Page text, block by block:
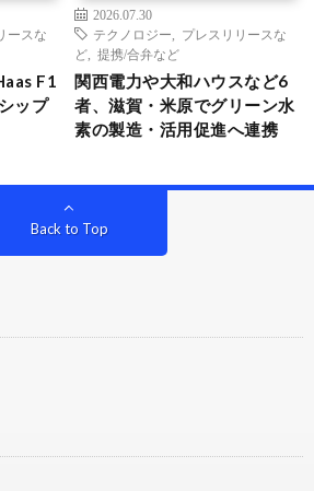
ースな
F1
ップ
2026.07.30
テクノロジー
プレスリリースな
ど
提携/合弁など
関西電力や大和ハウスなど6
者、滋賀・米原でグリーン水
素の製造・活用促進へ連携
Back to Top